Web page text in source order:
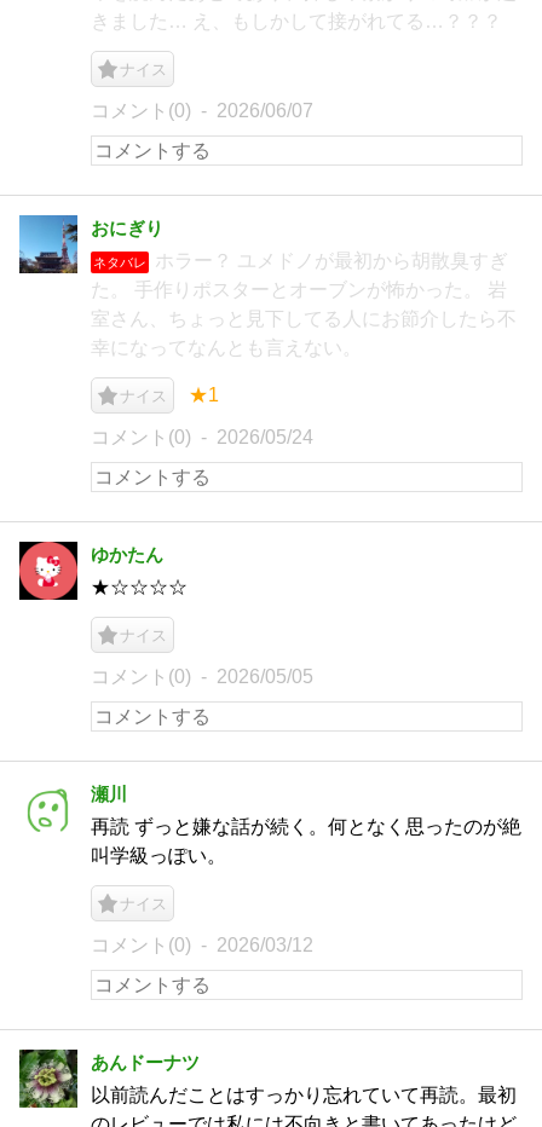
きました… え、もしかして接がれてる…？？？
ナイス
コメント(0) 2026/06/07
おにぎり
ネタバレ
ホラー？ ユメドノが最初から胡散臭すぎ
た。 手作りポスターとオーブンが怖かった。 岩
室さん、ちょっと見下してる人にお節介したら不
幸になってなんとも言えない。
ナイス ★1
コメント(0) 2026/05/24
ゆかたん
★☆☆☆☆
ナイス
コメント(0) 2026/05/05
瀬川
再読 ずっと嫌な話が続く。何となく思ったのが絶
叫学級っぽい。
ナイス
コメント(0) 2026/03/12
あんドーナツ
以前読んだことはすっかり忘れていて再読。最初